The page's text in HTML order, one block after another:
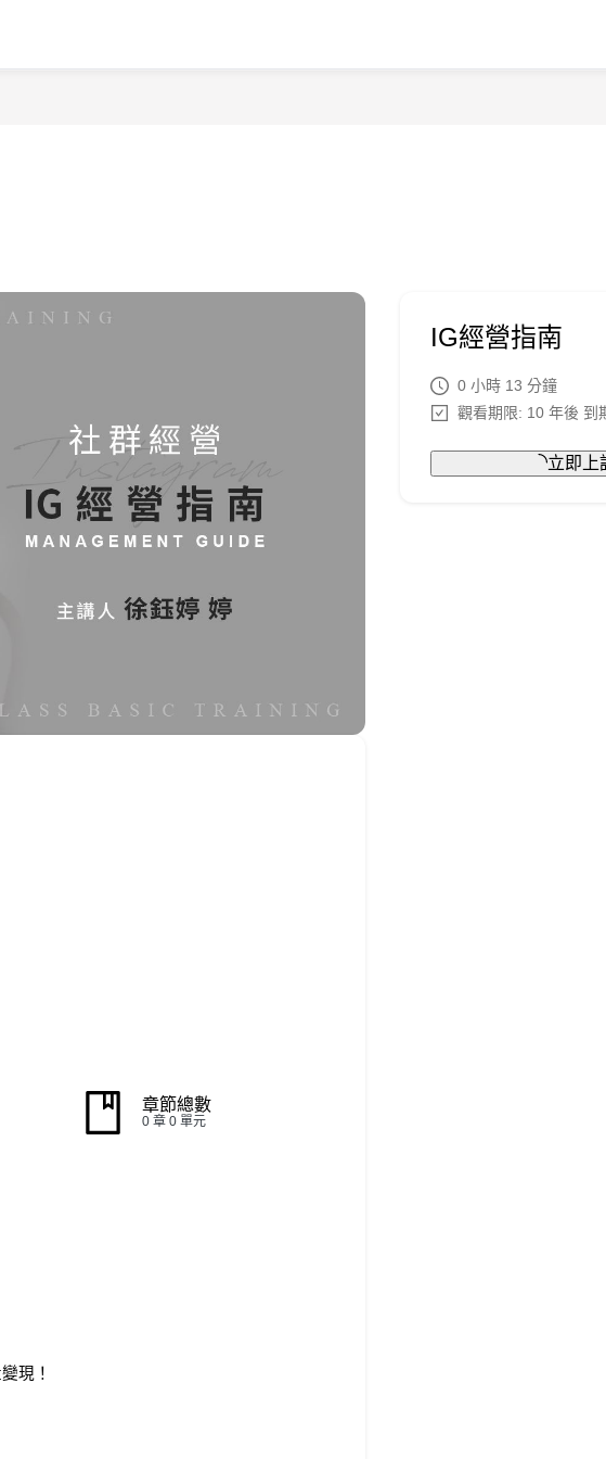
章節總數
0 章 0 單元
現！
IG經營指南
0 小時 13 分鐘
觀看期限: 10 年後 到
立即上